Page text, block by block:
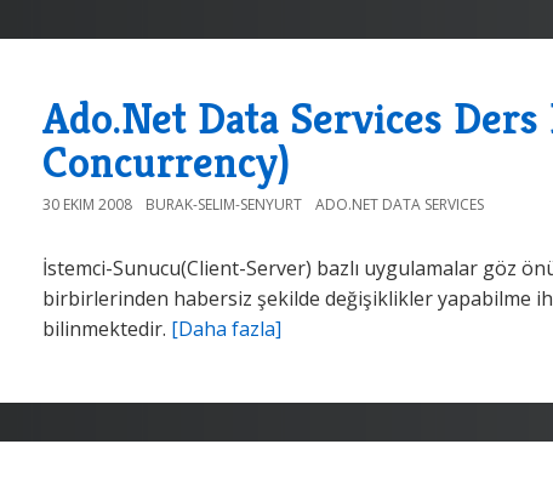
Ado.Net Data Services
Concurrency)
30 EKIM 2008 BURAK-SELIM-SENYURT ADO.NET DATA SERVICES
İstemci-Sunucu(Client-Server) bazlı uygulamalar göz
birbirlerinden habersiz şekilde değişiklikler yapabilme
bilinmektedir. [Daha fazla]